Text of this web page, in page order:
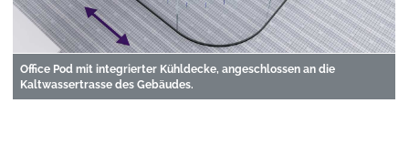
Office Pod mit integrierter Kühldecke, angeschlossen an die
Kaltwassertrasse des Gebäudes.